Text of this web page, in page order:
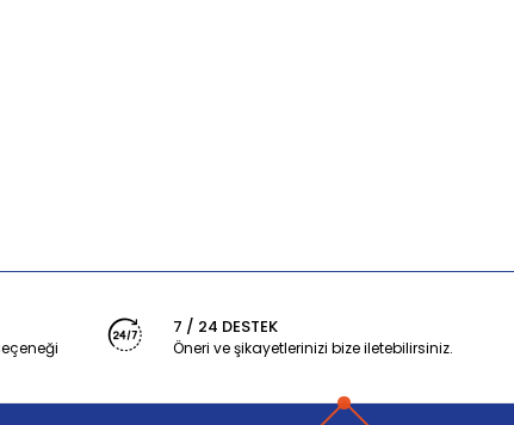
7 / 24 DESTEK
Öneri ve şikayetlerinizi bize iletebilirsiniz.